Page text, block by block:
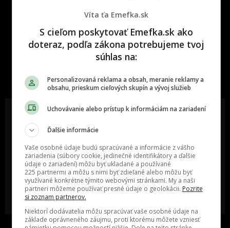
One time najzábavnejšie miesto na
najzabávnejšie miesto na svete
Oslov reklamou viac ako milión
ľudí v rôznych vekových
kategóriách a na rôznych
sociálnych sieťach a nakopni svoj
biznis alebo produkt.
MÁM ZÁUJEM O
SPOLUPRÁCU
poznáš niekoho, o kom by sme
mali určite napísať?
POŠLI NÁM TIP NA ČLÁNOK
Víta ťa Emefka.sk
S cieľom poskytovať Emefka.sk ako
doteraz, podľa zákona potrebujeme tvoj
súhlas na:
Personalizovaná reklama a obsah, meranie reklamy a
obsahu, prieskum cieľových skupín a vývoj služieb
Uchovávanie alebo prístup k informáciám na zariadení
Ďalšie informácie
Vaše osobné údaje budú spracúvané a informácie z vášho
zariadenia (súbory cookie, jedinečné identifikátory a ďalšie
údaje o zariadení) môžu byť ukladané a používané
225 partnermi a môžu s nimi byť zdieľané alebo môžu byť
využívané konkrétne týmito webovými stránkami. My a naši
partneri môžeme používať presné údaje o geolokácii. Pozrite
si zoznam partnerov.
Niektorí dodávatelia môžu spracúvať vaše osobné údaje na
základe oprávneného záujmu, proti ktorému môžete vzniesť